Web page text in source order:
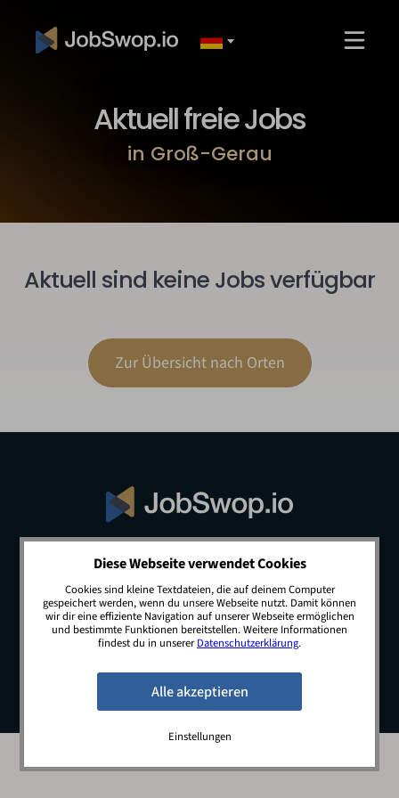
Aktuell freie Jobs
in Groß-Gerau
Aktuell sind keine Jobs verfügbar
Zur Übersicht nach Orten
© 2026 JobSwop.io · All rights reserved.
Blog Jobs Newsletter
Kontakt
Preise
Impressum Datenschutz
Diese Webseite verwendet Cookies
Cookies sind kleine Textdateien, die auf deinem Computer
gespeichert werden, wenn du unsere Webseite nutzt. Damit können
wir dir eine effiziente Navigation auf unserer Webseite ermöglichen
und bestimmte Funktionen bereitstellen. Weitere Informationen
findest du in unsererDatenschutzerklärung.
Einstellungen